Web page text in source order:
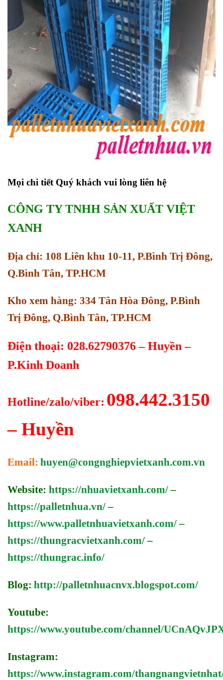
Mọi chi tiết Quý khách vui lòng liên hệ
CÔNG TY TNHH SẢN XUẤT VIỆT
XANH
Địa chỉ: 108 Liên khu 10-11, P.Bình Trị Đông,
Q.Bình Tân, TP.HCM
Kho xem hàng: 334 Tân Hòa Đông, P.Bình
Trị Đông, Q.Bình Tân, TP.HCM
Điện thoại: 028.62790376 – Huyền –
P.Kinh Doanh
Hotline/zalo/viber: 098.442.3150
– Huyền
Email: huyen@congnghiepvietxanh.com.vn
Website: https://nhuavietxanh.com/–
https://palletnhua.vn/–
https://www.palletnhuavietxanh.com/ –
https://thungracvietxanh.com/–
https://thungrac.info/
Blog: http://palletnhuacnvx.blogspot.com/
Youtube:
https://www.youtube.com/channel/
Instagram:
https://www.instagram.com/